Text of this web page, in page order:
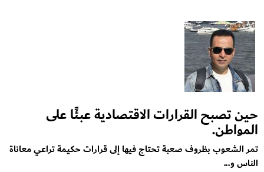
حين تصبح القرارات الاقتصادية عبئًا على
المواطن.
تمر الشعوب بظروف صعبة تحتاج فيها إلى قرارات حكيمة تراعي معاناة
الناس و...